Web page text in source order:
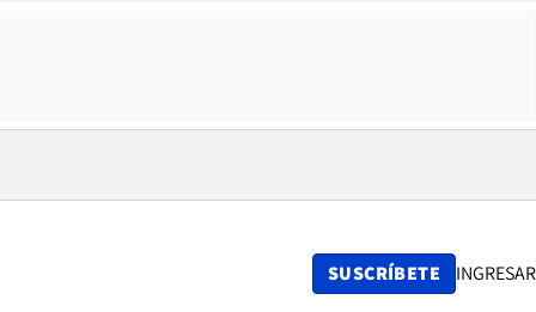
SUSCRÍBETE INGRESAR